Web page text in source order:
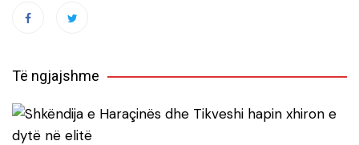
Të ngjajshme